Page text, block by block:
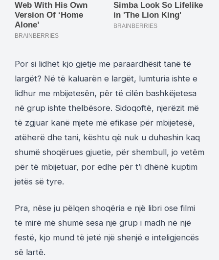
Por si lidhet kjo gjetje me paraardhësit tanë të
largët? Në të kaluarën e largët, lumturia ishte e
lidhur me mbijetesën, për të cilën bashkëjetesa
në grup ishte thelbësore. Sidoqoftë, njerëzit më
të zgjuar kanë mjete më efikase për mbijetesë,
atëherë dhe tani, kështu që nuk u duheshin kaq
shumë shoqërues gjuetie, për shembull, jo vetëm
për të mbijetuar, por edhe për t’i dhënë kuptim
jetës së tyre.
Pra, nëse ju pëlqen shoqëria e një libri ose filmi
të mirë më shumë sesa një grup i madh në një
festë, kjo mund të jetë një shenjë e inteligjencës
së lartë.